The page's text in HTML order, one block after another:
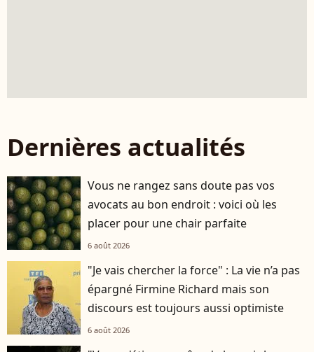
Dernières actualités
Vous ne rangez sans doute pas vos
avocats au bon endroit : voici où les
placer pour une chair parfaite
6 août 2026
"Je vais chercher la force" : La vie n’a pas
épargné Firmine Richard mais son
discours est toujours aussi optimiste
6 août 2026